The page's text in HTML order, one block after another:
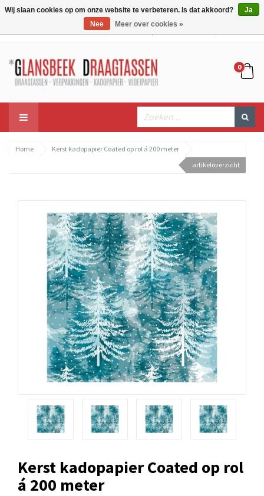
0
Home
Kerst kadopapier Coated op rol á 200 meter
artikeloverzicht
Kerst kadopapier Coated op rol
á 200 meter
Wij slaan cookies op om onze website te verbeteren. Is dat akkoord?
Ja
Nee
Meer over cookies »